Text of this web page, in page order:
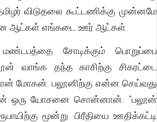
விடுதலை கூட்டணிக்கு முன்னமே
ஆட்கள் எங்கடை ஊர் ஆட்கள்.
மண்டபத்தை சோடிக்கும் பொறுப்பை
வாங்க தந்த காசிற்கு சிகரட்டை
மோகன். பலூனிற்கு என்ன செய்வது
ஒரு யோசனை சொன்னான். "பலூன்
மூன்று. பிரீதியை ஊதிக்கட்டி